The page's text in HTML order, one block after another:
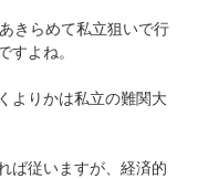
きらめて私立狙いで行
すよね。
よりかは私立の難関大
ば従いますが、経済的